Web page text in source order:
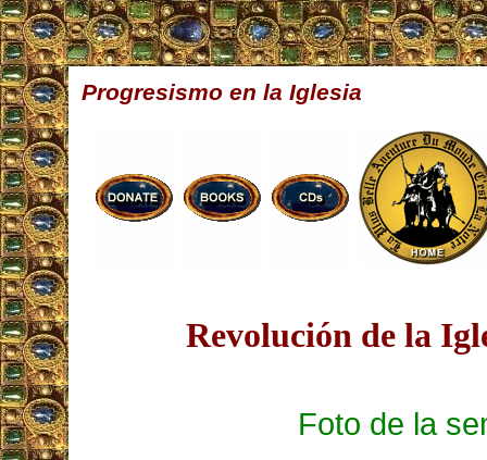
Progresismo en la Iglesia
Revolución de la
Foto de la